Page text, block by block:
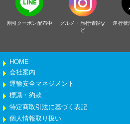
割引クーポン配布中
グルメ・旅行情報な
ど
運行状
HOME
会社案内
運輸安全マネジメント
標識・約款
特定商取引法に基づく表記
個人情報取り扱い